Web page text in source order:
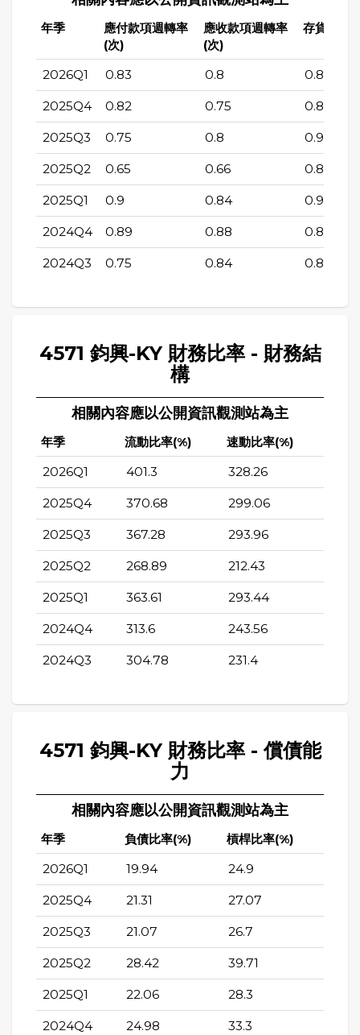
年季
應付款項週轉率
(次)
應收款項週轉率
(次)
存貨週轉
2026Q1 0.83 0.8 0.89
2025Q4 0.82 0.75 0.88
2025Q3 0.75 0.8 0.97
2025Q2 0.65 0.66 0.83
2025Q1 0.9 0.84 0.96
2024Q4 0.89 0.88 0.89
2024Q3 0.75 0.84 0.8
4571 鈞興-KY 財務比率 - 財務結
構
相關內容應以公開資訊觀測站為主
年季 流動比率(%) 速動比率(%)
2026Q1 401.3 328.26
2025Q4 370.68 299.06
2025Q3 367.28 293.96
2025Q2 268.89 212.43
2025Q1 363.61 293.44
2024Q4 313.6 243.56
2024Q3 304.78 231.4
4571 鈞興-KY 財務比率 - 償債能
力
相關內容應以公開資訊觀測站為主
年季 負債比率(%) 槓桿比率(%)
2026Q1 19.94 24.9
2025Q4 21.31 27.07
2025Q3 21.07 26.7
2025Q2 28.42 39.71
2025Q1 22.06 28.3
2024Q4 24.98 33.3